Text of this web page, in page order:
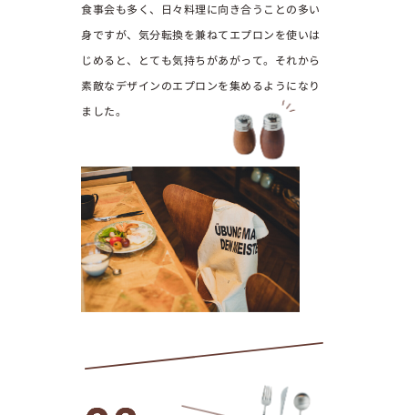
食事会も多く、日々料理に向き合うことの多い
身ですが、気分転換を兼ねてエプロンを使いは
じめると、とても気持ちがあがって。それから
素敵なデザインのエプロンを集めるようになり
ました。